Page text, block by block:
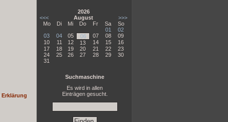
Erklärung
2026
<<<
August
>>>
Mo
Di Mi Do Fr Sa
So
01
02
03
04 05 06 07 08
09
10
11 12 13 14 15
16
17
18 19 20 21 22
23
24
25 26 27 28 29
30
31
Suchmaschine
Es wird in allen
Einträgen gesucht.